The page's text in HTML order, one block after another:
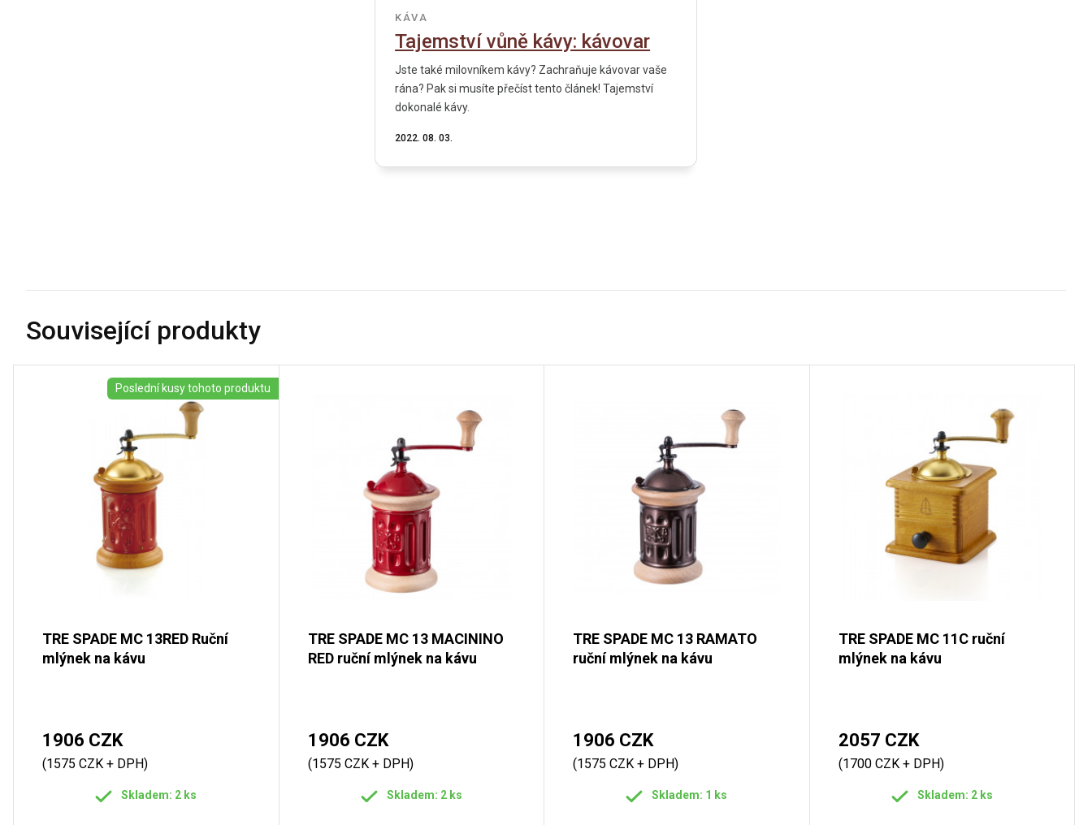
KÁVA
Tajemství vůně kávy: kávovar
Jste také milovníkem kávy? Zachraňuje kávovar vaše
rána? Pak si musíte přečíst tento článek! Tajemství
dokonalé kávy.
2022. 08. 03.
Související produkty
Poslední kusy tohoto produktu
TRE SPADE MC 13RED Ruční
mlýnek na kávu
1906 CZK
(1575 CZK + DPH)
Skladem: 2 ks
TRE SPADE MC 13 MACININO
RED ruční mlýnek na kávu
1906 CZK
(1575 CZK + DPH)
Skladem: 2 ks
TRE SPADE MC 13 RAMATO
ruční mlýnek na kávu
1906 CZK
(1575 CZK + DPH)
Skladem: 1 ks
TRE SPADE MC 11C ruční
mlýnek na kávu
2057 CZK
(1700 CZK + DPH)
Skladem: 2 ks